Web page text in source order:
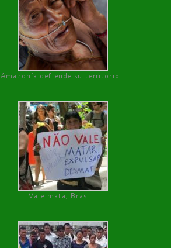
Amazonía defiende su territorio
Vale mata, Brasil